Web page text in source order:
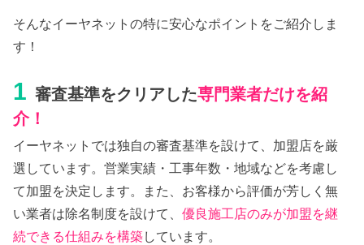
そんなイーヤネットの特に安心なポイントをご紹介しま
す！
1 審査基準をクリアした専門業者だけを紹
介！
イーヤネットでは独自の審査基準を設けて、加盟店を厳
選しています。営業実績・工事年数・地域などを考慮し
て加盟を決定します。また、お客様から評価が芳しく無
い業者は除名制度を設けて、優良施工店のみが加盟を継
続できる仕組みを構築しています。